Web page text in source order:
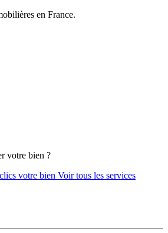
en France.
votre bien ?
votre bien Voir tous les services